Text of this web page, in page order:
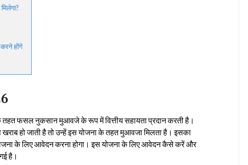
होंगे
फसल नुकसान मुआवजे के रूप में वित्तीय सहायता प्रदान करती है।
हो जाती है तो उन्हें इस योजना के तहत मुआवजा मिलता है। इसका
के लिए आवेदन करना होगा। इस योजना के लिए आवेदन कैसे करें और
है।